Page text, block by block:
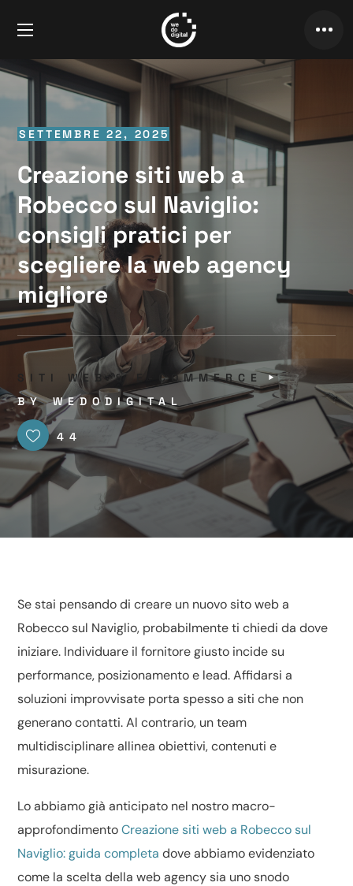
SETTEMBRE 22, 2025
Creazione siti web a
Robecco sul Naviglio:
consigli pratici per
scegliere la web agency
migliore
SITI WEB & E-COMMERCE
BYWEDODIGITAL
44
Se stai pensando di creare un nuovo sito web a
Robecco sul Naviglio, probabilmente ti chiedi da dove
iniziare. Individuare il fornitore giusto incide su
performance, posizionamento e lead. Affidarsi a
soluzioni improvvisate porta spesso a siti che non
generano contatti. Al contrario, un team
multidisciplinare allinea obiettivi, contenuti e
misurazione.
Lo abbiamo già anticipato nel nostro macro-
approfondimentoCreazione siti web a Robecco sul
Naviglio: guida completa dove abbiamo evidenziato
come la scelta della web agency sia uno snodo